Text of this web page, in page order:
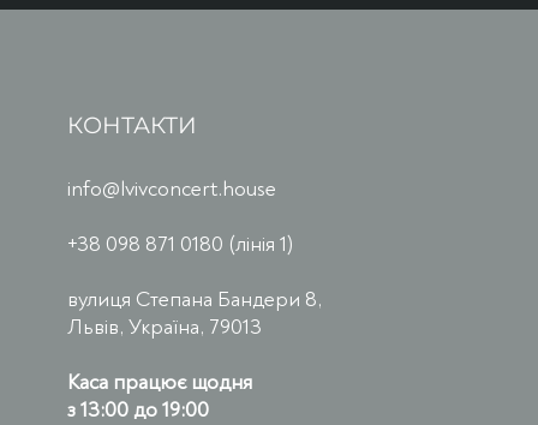
КОНТАКТИ
info@lvivconcert.house
+38 098 871 0180 (лінія 1)
вулиця Степана Бандери 8,
Львів, Україна, 79013
Каса працює щодня
з 13:00 до 19:00